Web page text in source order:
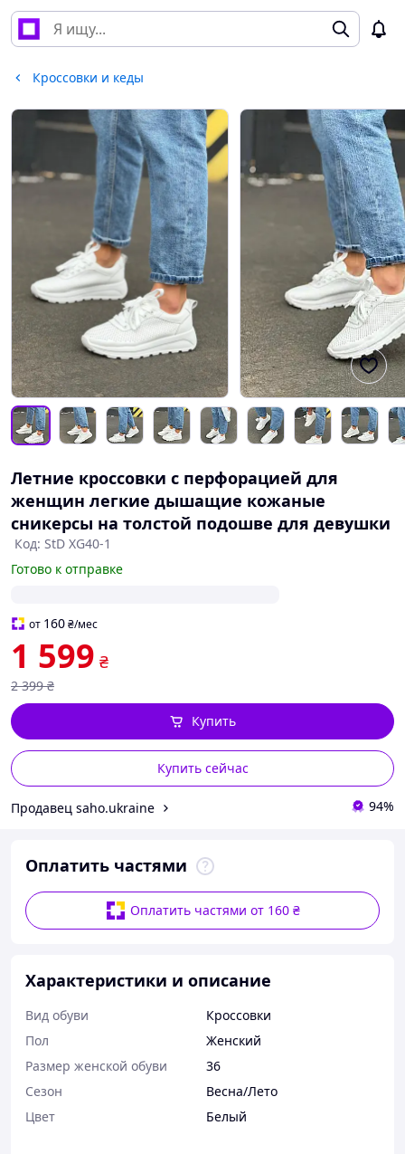
Кроссовки и кеды
Летние кроссовки с перфорацией для
женщин легкие дышащие кожаные
сникерсы на толстой подошве для девушки
Код: StD XG40-1
Готово к отправке
от 160₴/мес
1 599 ₴
2 399 ₴
Купить сейчас
Купить
Продавец saho.ukraine 94%
Оплатить частями
Оплатить частями от 160 ₴
Характеристики и описание
Вид обуви
Кроссовки
Пол
Женский
Размер женской обуви
36
Сезон
Весна/Лето
Цвет
Белый